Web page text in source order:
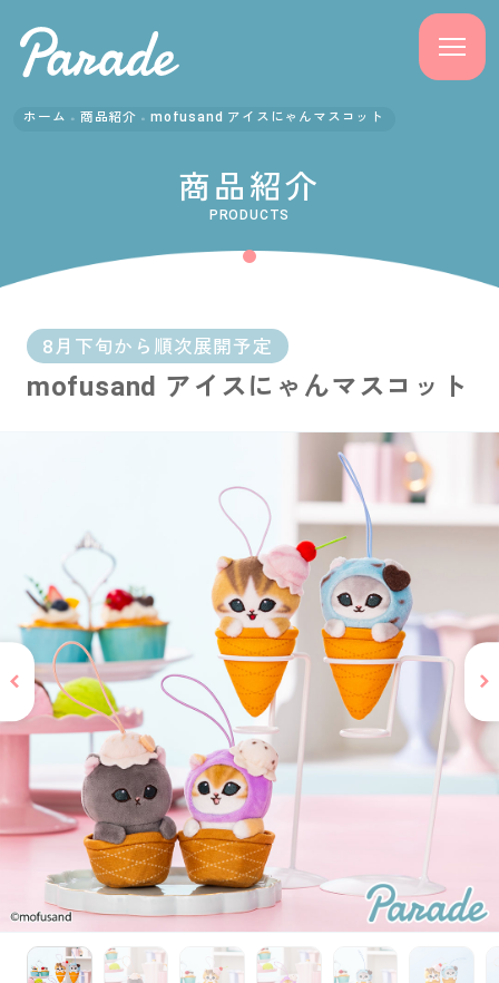
よくある質問
会社概要
採用情報
PRIZE 公式 X
PRIZE 公式 Instagram
CAPSULE TOY 公式 X
CAPSULE TOY 公式 Instagram
プライバシーポリシー
ホーム 商品紹介 mofusand アイスにゃんマスコット
商品紹介
PRODUCTS
8月下旬から順次展開予定
mofusand アイスにゃんマスコット